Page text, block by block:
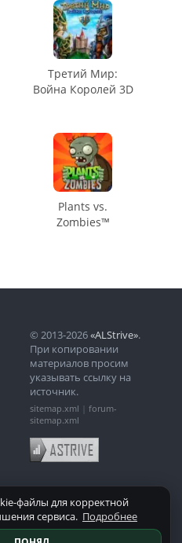
Третий Мир:
Война Королей 3D
Plants vs.
Zombies™
© 2013-2026«ALStrive».
При копировании
материалов просим
указывать ссылку на
источник.
sitemap.xml
forum-
sitemap.xml
файлы для корректной
сервиса. Подробнее